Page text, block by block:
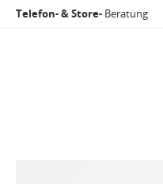
Telefon- & Store- Beratung